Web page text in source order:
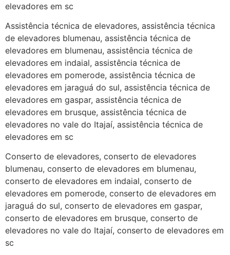
elevadores em sc
Assistência técnica de elevadores, assistência técnica
de elevadores blumenau, assistência técnica de
elevadores em blumenau, assistência técnica de
elevadores em indaial, assistência técnica de
elevadores em pomerode, assistência técnica de
elevadores em jaraguá do sul, assistência técnica de
elevadores em gaspar, assistência técnica de
elevadores em brusque, assistência técnica de
elevadores no vale do Itajaí, assistência técnica de
elevadores em sc
Conserto de elevadores, conserto de elevadores
blumenau, conserto de elevadores em blumenau,
conserto de elevadores em indaial, conserto de
elevadores em pomerode, conserto de elevadores em
jaraguá do sul, conserto de elevadores em gaspar,
conserto de elevadores em brusque, conserto de
elevadores no vale do Itajaí, conserto de elevadores em
sc